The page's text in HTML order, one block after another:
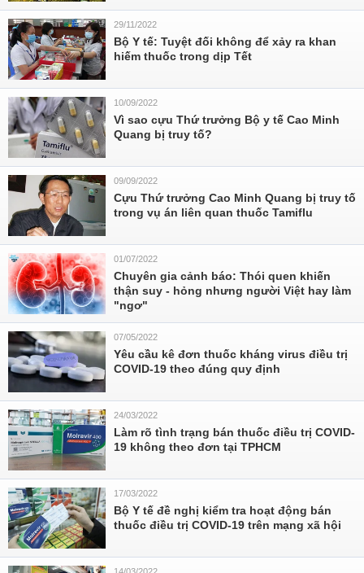
29/11/2022
Bộ Y tế: Tuyệt đối không để xảy ra khan
hiếm thuốc trong dịp Tết
10/09/2022
Vì sao cựu Thứ trưởng Bộ y tế Cao Minh
Quang bị truy tố?
09/09/2022
Cựu Thứ trưởng Cao Minh Quang bị truy tố
trong vụ án liên quan thuốc Tamiflu
01/07/2022
Chuyên gia cảnh báo: Thói quen khiến
thận suy - hỏng nhưng người Việt hay làm
"ngơ"
07/05/2022
Yêu cầu kê đơn thuốc kháng virus điều trị
COVID-19 theo đúng quy định
24/03/2022
Làm rõ tình trạng bán thuốc điều trị COVID-
19 không theo đơn tại TPHCM
17/03/2022
Bộ Y tế đề nghị kiểm tra hoạt động bán
thuốc điều trị COVID-19 trên mạng xã hội